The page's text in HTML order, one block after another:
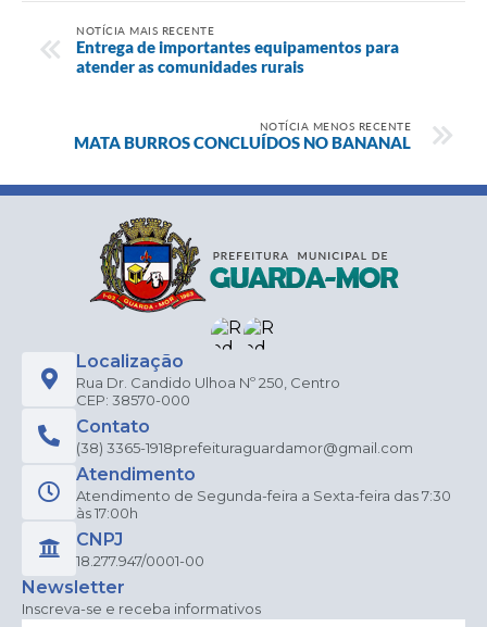
NOTÍCIA MAIS RECENTE
Entrega de importantes equipamentos para
atender as comunidades rurais
NOTÍCIA MENOS RECENTE
MATA BURROS CONCLUÍDOS NO BANANAL
Localização
Rua Dr. Candido Ulhoa Nº 250, Centro
CEP: 38570-000
Contato
(38) 3365-1918prefeituraguardamor@gmail.com
Atendimento
Atendimento de Segunda-feira a Sexta-feira das 7:30
às 17:00h
CNPJ
18.277.947/0001-00
Newsletter
Inscreva-se e receba informativos